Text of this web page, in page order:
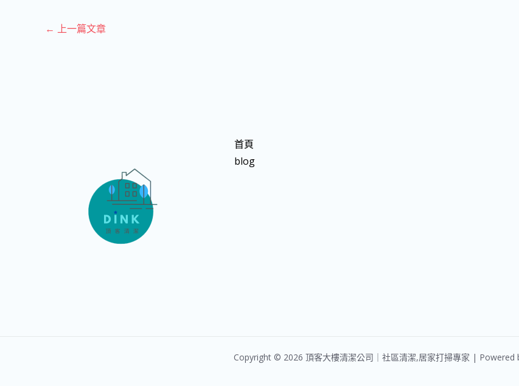
← 上一篇文章
首頁
blog
Copyright © 2026 頂客大樓清潔公司｜社區清潔,居家打掃專家 | Powered